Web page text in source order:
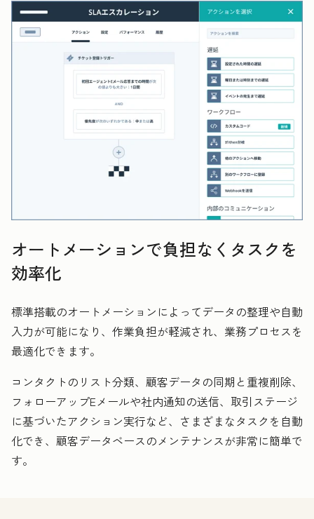
オートメーションで負担なくタスクを
効率化
標準搭載のオートメーションによってデータの整理や自動
入力が可能になり、作業負担が軽減され、業務プロセスを
最適化できます。
コンタクトのリスト分類、顧客データの同期と重複削除、
フォローアップEメールや社内通知の送信、取引ステージ
に基づいたアクション実行など、さまざまなタスクを自動
化でき、顧客データベースのメンテナンスが非常に簡単で
す。